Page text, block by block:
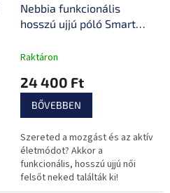
Nebbia funkcionális
hosszú ujjú póló Smart
Raktáron
24 400 Ft
BŐVEBBEN
Szereted a mozgást és az aktív
életmódot? Akkor a
funkcionális, hosszú ujjú női
felsőt neked találták ki!